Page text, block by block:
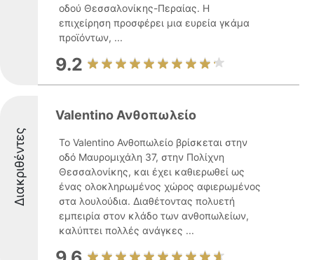
οδού Θεσσαλονίκης-Περαίας. Η
επιχείρηση προσφέρει μια ευρεία γκάμα
προϊόντων, ...
9.2
Διακριθέντες
Valentino Ανθοπωλείο
Το Valentino Ανθοπωλείο βρίσκεται στην
οδό Μαυρομιχάλη 37, στην Πολίχνη
Θεσσαλονίκης, και έχει καθιερωθεί ως
ένας ολοκληρωμένος χώρος αφιερωμένος
στα λουλούδια. Διαθέτοντας πολυετή
εμπειρία στον κλάδο των ανθοπωλείων,
καλύπτει πολλές ανάγκες ...